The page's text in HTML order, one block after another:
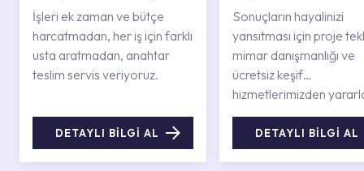
İşleri ek zaman ve bütçe
harcatmadan, her iş için farklı
usta aratmadan, anahtar
teslim servis veriyoruz.
DETAYLI BİLGİ AL
Sonuçların hayalinizi
yansıtması için proje
mimar danışmanlığı ve
ücretsiz keşif
hizmetlerimizden
DETAYLI BİLGİ AL